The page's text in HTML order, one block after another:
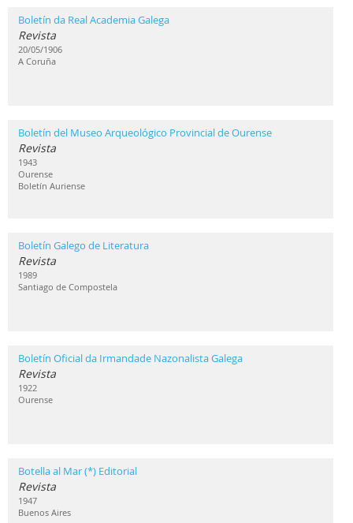
Boletín da Real Academia Galega
Revista
20/05/1906
A Coruña
Boletín del Museo Arqueológico Provincial de Ourense
Revista
1943
Ourense
Boletín Auriense
Boletín Galego de Literatura
Revista
1989
Santiago de Compostela
Boletín Oficial da Irmandade Nazonalista Galega
Revista
1922
Ourense
Botella al Mar (*) Editorial
Revista
1947
Buenos Aires